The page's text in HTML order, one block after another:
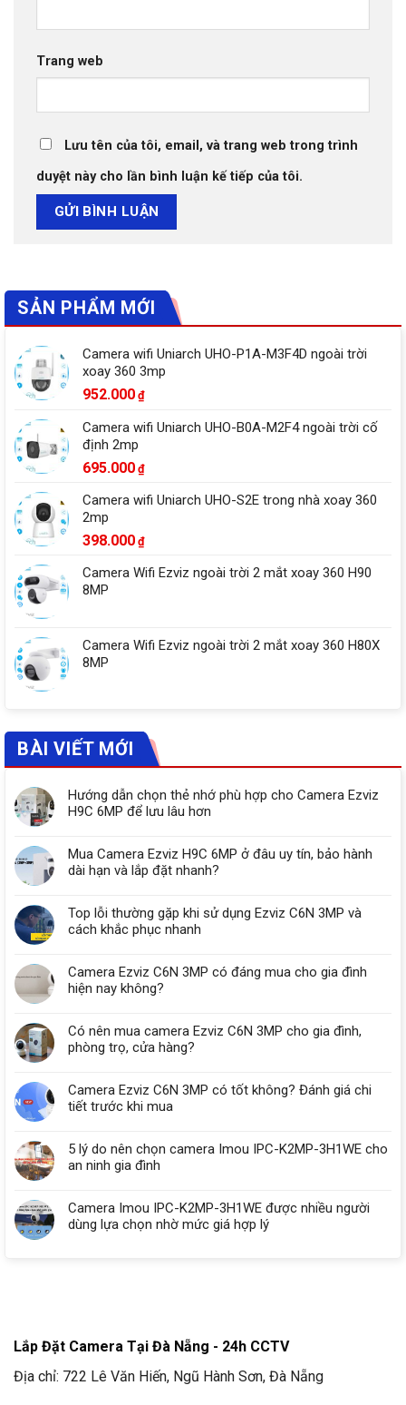
Trang web
Lưu tên của tôi, email, và trang web trong trình
duyệt này cho lần bình luận kế tiếp của tôi.
SẢN PHẨM MỚI
Camera wifi Uniarch UHO-P1A-M3F4D ngoài trời
xoay 360 3mp
952.000 ₫
Camera wifi Uniarch UHO-B0A-M2F4 ngoài trời cố
định 2mp
695.000 ₫
Camera wifi Uniarch UHO-S2E trong nhà xoay 360
2mp
398.000 ₫
Camera Wifi Ezviz ngoài trời 2 mắt xoay 360 H90
8MP
Camera Wifi Ezviz ngoài trời 2 mắt xoay 360 H80X
8MP
BÀI VIẾT MỚI
Hướng dẫn chọn thẻ nhớ phù hợp cho Camera Ezviz
H9C 6MP để lưu lâu hơn
Mua Camera Ezviz H9C 6MP ở đâu uy tín, bảo hành
dài hạn và lắp đặt nhanh?
Top lỗi thường gặp khi sử dụng Ezviz C6N 3MP và
cách khắc phục nhanh
Camera Ezviz C6N 3MP có đáng mua cho gia đình
hiện nay không?
Có nên mua camera Ezviz C6N 3MP cho gia đình,
phòng trọ, cửa hàng?
Camera Ezviz C6N 3MP có tốt không? Đánh giá chi
tiết trước khi mua
5 lý do nên chọn camera Imou IPC-K2MP-3H1WE cho
an ninh gia đình
Camera Imou IPC-K2MP-3H1WE được nhiều người
dùng lựa chọn nhờ mức giá hợp lý
Lắp Đặt Camera Tại Đà Nẵng - 24h CCTV
Địa chỉ: 722 Lê Văn Hiến, Ngũ Hành Sơn, Đà Nẵng